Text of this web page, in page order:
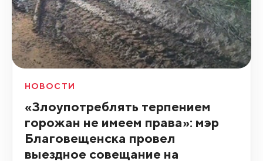
НОВОСТИ
«Злоупотреблять терпением
горожан не имеем права»: мэр
Благовещенска провел
выездное совещание на